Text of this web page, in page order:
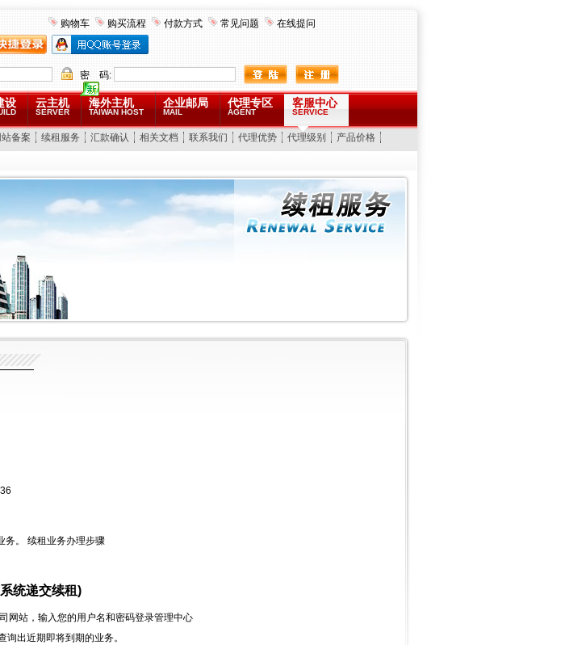
购物车 购买流程 付款方式 常见问题
在线提问
密 码:
设 云主机
SERVER
海外主机
TAIWAN HOST
企业邮局
MAIL
代理专区
AGENT
客服中心
SERVICE
站备案 续租服务 汇款确认 相关文档 联系我们 代理优势 代理级别 产品价格
务。 续租业务办理步骤
统递交续租)
网站，输入您的用户名和密码登录管理中心
询出近期即将到期的业务。